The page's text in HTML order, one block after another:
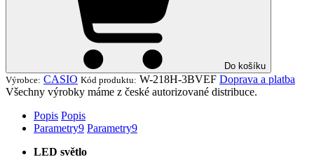
Do košíku
Výrobce: CASIO Kód produktu: W-218H-3BVEF Doprava a platba
Všechny výrobky máme z české autorizované distribuce.
Popis Popis
Parametry9 Parametry9
LED světlo